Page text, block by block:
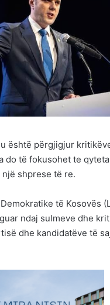
është përgjigjur
do të fokusohet te
shprese të re.
të Kosovës
ndaj sulmeve dhe
dhe kandidatëve të